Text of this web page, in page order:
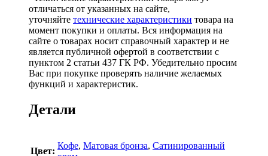
отличаться от указанных на сайте,
уточняйте технические характеристики товара на
момент покупки и оплаты. Вся информация на
сайте о товарах носит справочный характер и не
является публичной офертой в соответствии с
пунктом 2 статьи 437 ГК РФ. Убедительно просим
Вас при покупке проверять наличие желаемых
функций и характеристик.
Детали
Цвет:
Кофе, Матовая бронза, Сатинированный